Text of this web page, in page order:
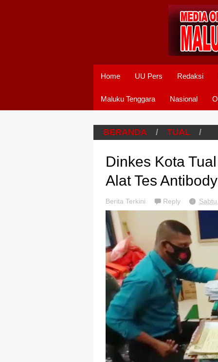
Home UU Pers Redaksi
Maluku Tenggara Nasional
BERANDA / TUAL /
Dinkes Kota
Alat Tes
Berita Terkini Reply